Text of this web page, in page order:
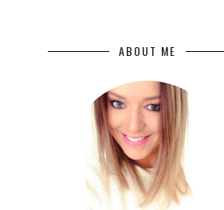
ABOUT ME